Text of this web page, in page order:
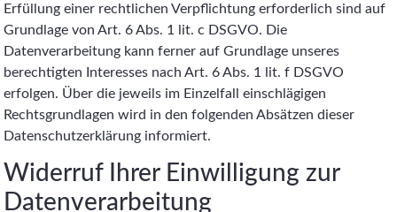
Erfüllung einer rechtlichen Verpflichtung erforderlich sind auf
Grundlage von Art. 6 Abs. 1 lit. c DSGVO. Die
Datenverarbeitung kann ferner auf Grundlage unseres
berechtigten Interesses nach Art. 6 Abs. 1 lit. f DSGVO
erfolgen. Über die jeweils im Einzelfall einschlägigen
Rechtsgrundlagen wird in den folgenden Absätzen dieser
Datenschutzerklärung informiert.
Widerruf Ihrer Einwilligung zur
Datenverarbeitung